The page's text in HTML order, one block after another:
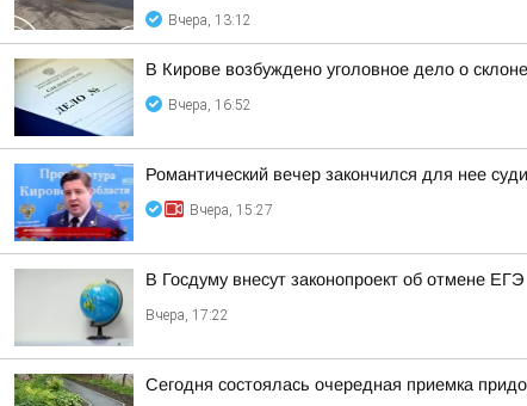
Вчера, 13:12
В Кирове возбуждено уголовное дело о
Вчера, 16:52
Романтический вечер закончился для нее
Вчера, 15:27
В Госдуму внесут законопроект об отмене ЕГЭ
Вчера, 17:22
Сегодня состоялась очередная приемка